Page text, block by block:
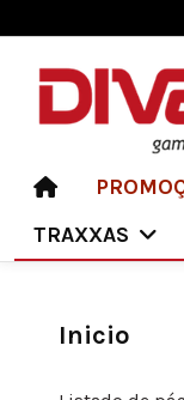
TRAXXAS
Inicio